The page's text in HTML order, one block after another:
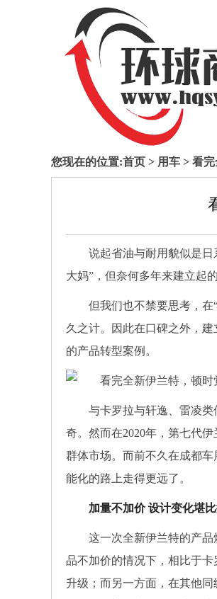
您现在的位置:首页 > 用车 > 看
说起省油与耐用貌似是
大妈”，但奈何多年来建立起
但我们也不禁要思考，
久之计。因此在口碑之外，
的产品转型案例。
与卡罗拉与轩逸、雷凌
奇。然而在2020年，第七代
群体市场。而前不久在成都
能化的路上走得更远了。
加量不加价 设计变化堪
这一次全新伊兰特的产
品不加价的情况下，相比于
升级；而另一方面，在其他